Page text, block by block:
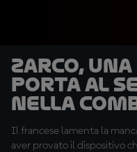
Zarco,
porta al
nella
Il francese lamenta la
aver provato il dispositivo